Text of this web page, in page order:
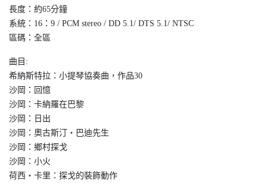
長度：約65分鐘
系統：16：9 / PCM stereo / DD 5.1/ DTS 5.1/ NTSC
區碼：全區
曲目:
希納斯特拉：小提琴協奏曲，作品30
沙岡：回憶
沙岡：卡納羅在巴黎
沙岡：日出
沙岡：奧古斯汀‧巴迪先生
沙岡：鄉村探戈
沙岡：小火
荷西‧卡里：探戈的裝飾動作